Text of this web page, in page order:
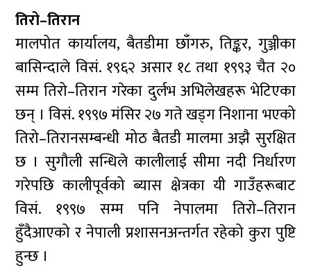
तिरो–तिरान
मालपोत कार्यालय, बैतडीमा छाँगरु, तिङ्कर, गुञ्जीका
बासिन्दाले विसं. १९६२ असार १८ तथा १९९३ चैत २०
सम्म तिरो–तिरान गरेका दुर्लभ अभिलेखहरू भेटिएका
छन् । विसं. १९९७ मंसिर २७ गते खड्ग निशाना भएको
तिरो–तिरानसम्बन्धी मोठ बैतडी मालमा अझै सुरक्षित
छ । सुगौली सन्धिले कालीलाई सीमा नदी निर्धारण
गरेपछि कालीपूर्वको ब्यास क्षेत्रका यी गाउँहरूबाट
विसं. १९९७ सम्म पनि नेपालमा तिरो–तिरान
हुँदैआएको र नेपाली प्रशासनअन्तर्गत रहेको कुरा पुष्टि
हुन्छ ।